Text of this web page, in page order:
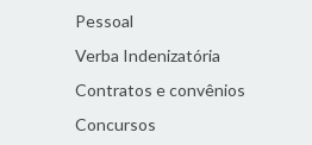
Pessoal
Verba Indenizatória
Contratos e convênios
Concursos